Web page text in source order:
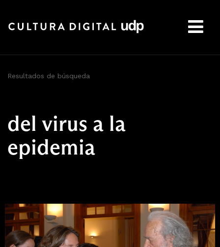
Resultados de búsqueda
del virus a la
epidemia